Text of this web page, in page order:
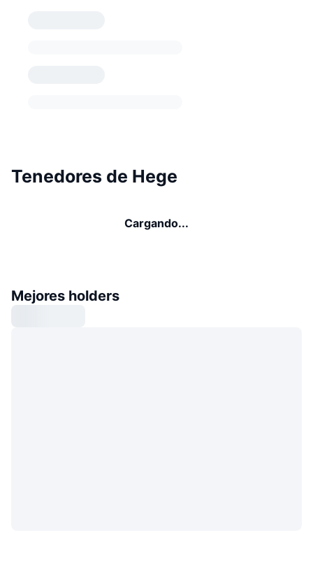
Tenedores de Hege
Cargando...
Mejores holders